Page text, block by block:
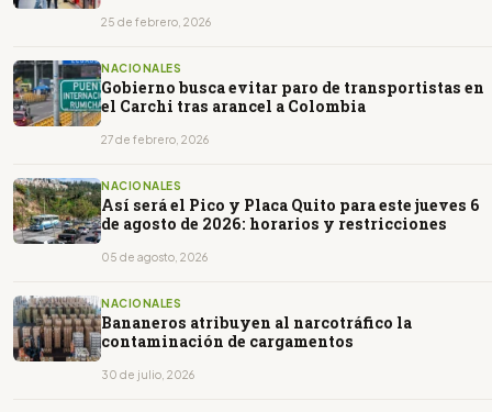
25 de febrero, 2026
NACIONALES
Gobierno busca evitar paro de transportistas en
el Carchi tras arancel a Colombia
27 de febrero, 2026
NACIONALES
Así será el Pico y Placa Quito para este jueves 6
de agosto de 2026: horarios y restricciones
05 de agosto, 2026
NACIONALES
Bananeros atribuyen al narcotráfico la
contaminación de cargamentos
30 de julio, 2026